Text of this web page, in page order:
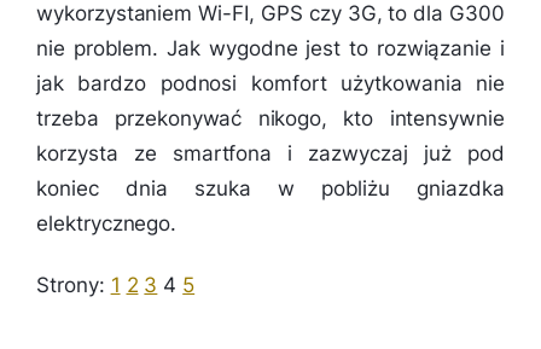
wykorzystaniem Wi-FI, GPS czy 3G, to dla G300
nie problem. Jak wygodne jest to rozwiązanie i
jak bardzo podnosi komfort użytkowania nie
trzeba przekonywać nikogo, kto intensywnie
korzysta ze smartfona i zazwyczaj już pod
koniec dnia szuka w pobliżu gniazdka
elektrycznego.
Strony: 1 2 3 4 5